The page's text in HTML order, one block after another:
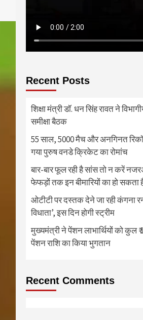
Recent Posts
शिक्षा मंत्री डॉ. धन सिंह रावत ने
समीक्षा बैठक
55 साल, 5000 मैच और अनगिनत
गया पुरुष वनडे क्रिकेट का रोमांच
बार-बार फूल रही है सांस तो न करें
फेफड़ों तक इन बीमारियों का हो
ओटीटी पर दस्तक देने जा रही कंगना
विधाता’, इस दिन होगी स्ट्रीम
मुख्यमंत्री ने पेंशन लाभार्थियों को कुल
पेंशन राशि का किया भुगतान
Recent Comments